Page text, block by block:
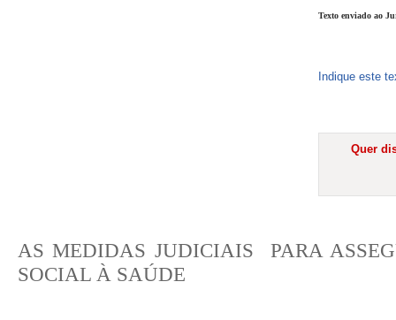
Texto enviado ao
Indique este
Quer
AS MEDIDAS JUDICIAIS PARA
SOCIAL À SAÚDE